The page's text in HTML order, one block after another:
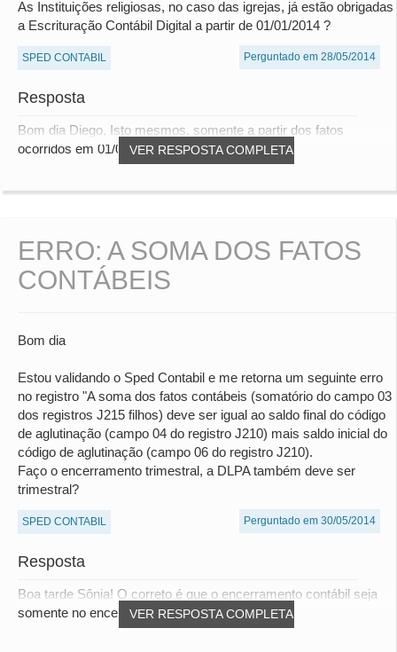
As Instituições religiosas, no caso das igrejas, já estão obrigadas
a Escrituração Contábil Digital a partir de 01/01/2014 ?
SPED CONTABIL Perguntado em 28/05/2014
Resposta
VER RESPOSTA COMPLETA
Bom dia Diego, Isto mesmos, somente a partir dos fatos
ocorridos em 01/01/2014. Att, Thiago Arant...
ERRO: A SOMA DOS FATOS
CONTÁBEIS
Bom dia
Estou validando o Sped Contabil e me retorna um seguinte erro
no registro "A soma dos fatos contábeis (somatório do campo 03
dos registros J215 filhos) deve ser igual ao saldo final do código
de aglutinação (campo 04 do registro J210) mais saldo inicial do
código de aglutinação (campo 06 do registro J210).
Faço o encerramento trimestral, a DLPA também deve ser
trimestral?
SPED CONTABIL Perguntado em 30/05/2014
Resposta
VER RESPOSTA COMPLETA
Boa tarde Sônia! O correto é que o encerramento contábil seja
somente no encerramento do ano, uma v...